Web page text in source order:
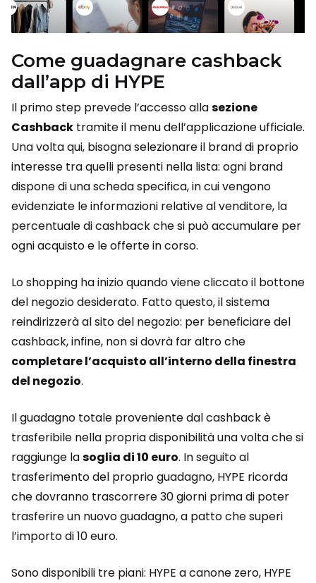
Come guadagnare cashback
dall’app di HYPE
Il primo step prevede l’accesso allasezione
Cashback tramite il menu dell’applicazione ufficiale.
Una volta qui, bisogna selezionare il brand di proprio
interesse tra quelli presenti nella lista: ogni brand
dispone di una scheda specifica, in cui vengono
evidenziate le informazioni relative al venditore, la
percentuale di cashback che si può accumulare per
ogni acquisto e le offerte in corso.
Lo shopping ha inizio quando viene cliccato il bottone
del negozio desiderato. Fatto questo, il sistema
reindirizzerà al sito del negozio: per beneficiare del
cashback, infine, non si dovrà far altro che
completare l’acquisto all’interno della finestra
del negozio.
Il guadagno totale proveniente dal cashback è
trasferibile nella propria disponibilità una volta che si
raggiunge lasoglia di 10 euro. In seguito al
trasferimento del proprio guadagno, HYPE ricorda
che dovranno trascorrere 30 giorni prima di poter
trasferire un nuovo guadagno, a patto che superi
l’importo di 10 euro.
Sono disponibili tre piani: HYPE a canone zero, HYPE